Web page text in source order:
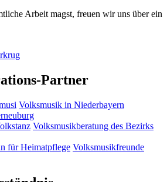
Arbeit magst, freuen wir uns über ein
Partner
Volksmusik in Niederbayern
Volksmusikberatung des Bezirks
für Heimatpflege Volksmusikfreunde